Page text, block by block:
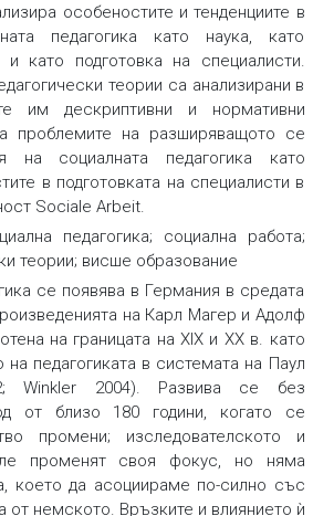
особеностите и тенденциите в
педагогика като наука, като
като подготовка на специалисти.
теории са анализирани в
им дескриптивни и нормативни
проблемите на разширяващото се
на социалната педагогика като
в подготовката на специалисти в
Sociale Arbeit.
педагогика; социална работа;
теории; висше образование
се появява в Германия в средата
на Карл Магер и Адолф
на границата на XIX и ХХ в. като
на педагогиката в системата на Паул
Winkler 2004). Развива се без
от близо 180 години, когато се
промени; изследователското и
променят своя фокус, но няма
което да асоциираме по-силно със
от немското. Връзките и влиянието ѝ